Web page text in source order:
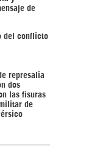
de
del conflicto
represalia
dos
las fisuras
de